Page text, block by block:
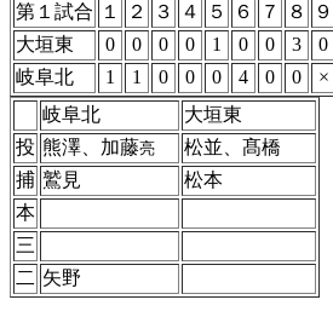
第１試合 １ ２ ３ ４ ５ ６ ７ ８ ９
大垣東
0 0 0 0 1 0 0 3 0
岐阜北
1 1 0 0 0 4 0 0 ×
岐阜北
大垣東
投 熊澤、加藤亮
松並、髙橋
捕 鷲見
松本
本
三
二 矢野